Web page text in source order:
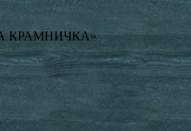
КРАМНИЧКА»